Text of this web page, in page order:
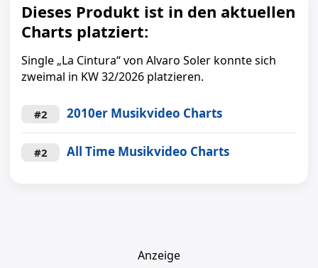
Dieses Produkt ist in den aktuellen
Charts platziert:
Single „La Cintura“ von Alvaro Soler konnte sich
zweimal in KW 32/2026 platzieren.
#2 2010er Musikvideo Charts
#2 All Time Musikvideo Charts
Anzeige